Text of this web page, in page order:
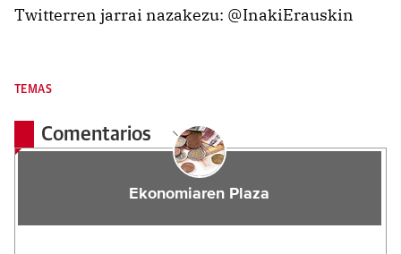
Twitterren jarrai nazakezu: @InakiErauskin
TEMAS
Comentarios
Ekonomiaren Plaza